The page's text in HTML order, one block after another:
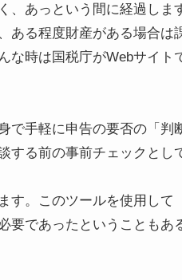
、あっという間に経過し
ある程度財産がある場合
な時は国税庁がWebサイ
で手軽に申告の要否の「
する前の事前チェックとし
す。このツールを使用し
要であったということも